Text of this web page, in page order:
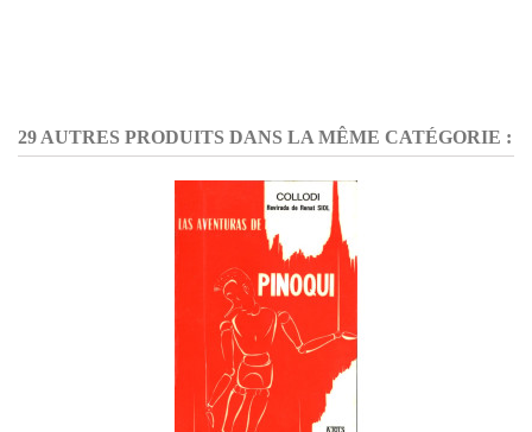
29 AUTRES PRODUITS DANS LA MÊME CATÉGORIE :